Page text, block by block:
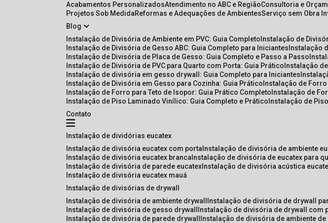
Acabamentos Personalizados Atendimento no ABC e Região Consultoria e
Projetos Sob Medida
Reformas e Adequações de Ambientes Serviço sem Obra
Blog
Instalação de Divisória de Ambiente em PVC: Guia Completo Instalação de
Instalação de Divisória de Gesso ABC: Guia Completo para Iniciantes Instalação
Instalação de Divisória de Placa de Gesso: Guia Completo e Passo a Passo
Instalação de Divisória de PVC para Quarto com Porta: Guia Prático Instalação
Instalação de divisória em gesso drywall: Guia Completo para Iniciantes
Instalação de Divisória em Gesso para Cozinha: Guia Prático Instalação de
Instalação de Forro para Teto de Isopor: Guia Prático Completo Instalação de
Instalação de Piso Laminado Vinílico: Guia Completo e Prático Instalação de
Contato
instalação de dividórias eucatex
instalação de divisória eucatex com porta instalação de divisória de ambiente
instalação de divisória eucatex branca instalação de divisória de eucatex para
instalação de divisória de parede eucatex instalação de divisória acústica
instalação de divisória eucatex mauá
instalação de divisórias de drywall
instalação de divisória de ambiente drywall
instalação de divisória de drywall
instalação de divisória de gesso drywall
instalação de divisória de drywall com
instalação de divisória de parede drywall
instalação de divisória de ambiente de